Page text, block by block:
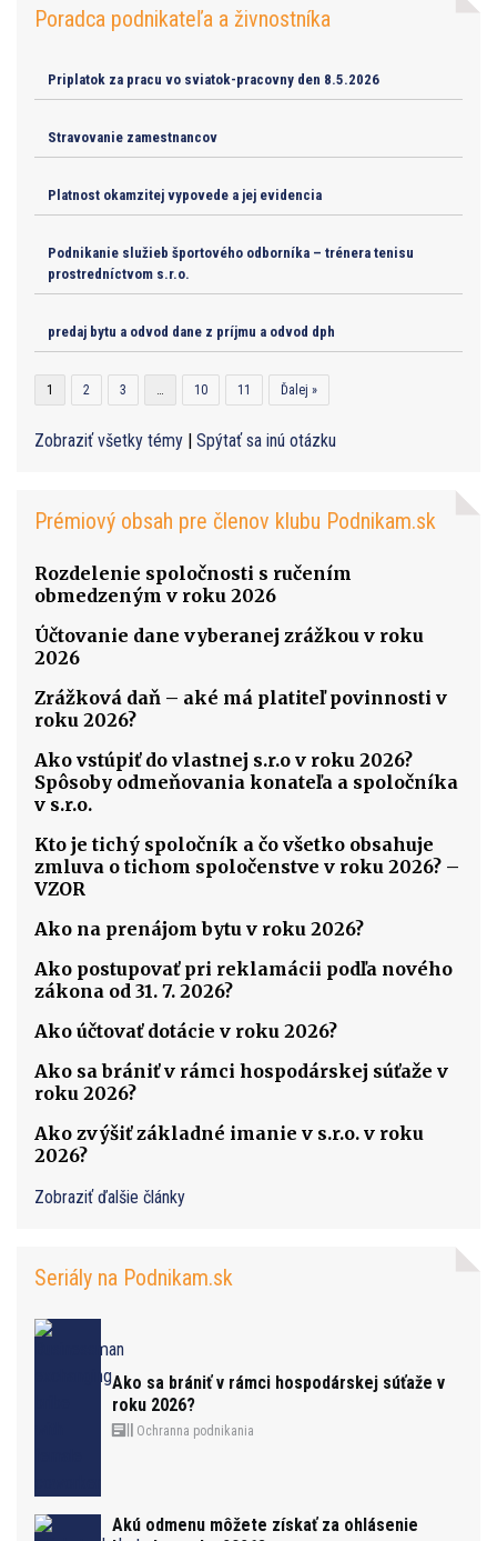
Poradca podnikateľa a živnostníka
Priplatok za pracu vo sviatok-pracovny den 8.5.2026
Stravovanie zamestnancov
Platnost okamzitej vypovede a jej evidencia
Podnikanie služieb športového odborníka – trénera tenisu
prostredníctvom s.r.o.
predaj bytu a odvod dane z príjmu a odvod dph
1 2 3 10 11 Ďalej »
Zobraziť všetky témy | Spýtať sa inú otázku
Prémiový obsah pre členov klubu Podnikam.sk
Rozdelenie spoločnosti s ručením
obmedzeným v roku 2026
Účtovanie dane vyberanej zrážkou v roku
2026
Zrážková daň – aké má platiteľ povinnosti v
roku 2026?
Ako vstúpiť do vlastnej s.r.o v roku 2026?
Spôsoby odmeňovania konateľa a spoločníka
v s.r.o.
Kto je tichý spoločník a čo všetko obsahuje
zmluva o tichom spoločenstve v roku 2026? –
VZOR
Ako na prenájom bytu v roku 2026?
Ako postupovať pri reklamácii podľa nového
zákona od 31. 7. 2026?
Ako účtovať dotácie v roku 2026?
Ako sa brániť v rámci hospodárskej súťaže v
roku 2026?
Ako zvýšiť základné imanie v s.r.o. v roku
2026?
Zobraziť ďalšie články
Seriály na Podnikam.sk
Ako sa brániť v rámci hospodárskej súťaže v
roku 2026?
Ochranna podnikania
Akú odmenu môžete získať za ohlásenie